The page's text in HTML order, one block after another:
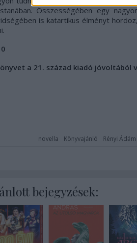
Összességében egy
is katartikus élményt
a 21. század kiadó jóvoltából
novella Könyvajánló Rényi Ádám
bejegyzések: